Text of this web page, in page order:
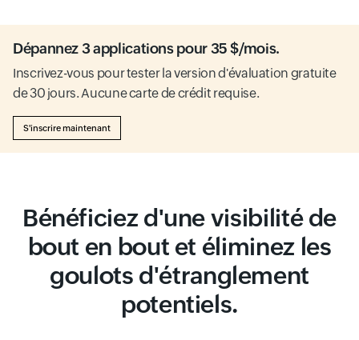
Dépannez 3 applications pour 35 $/mois.
Inscrivez-vous pour tester la version d'évaluation gratuite
de 30 jours. Aucune carte de crédit requise.
S'inscrire maintenant
Bénéficiez d'une visibilité de
bout en bout et éliminez les
goulots d'étranglement
potentiels.